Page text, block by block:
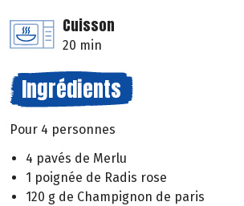
Cuisson
20 min
Ingrédients
Pour 4 personnes
4 pavés de Merlu
1 poignée de Radis rose
120 g de Champignon de paris